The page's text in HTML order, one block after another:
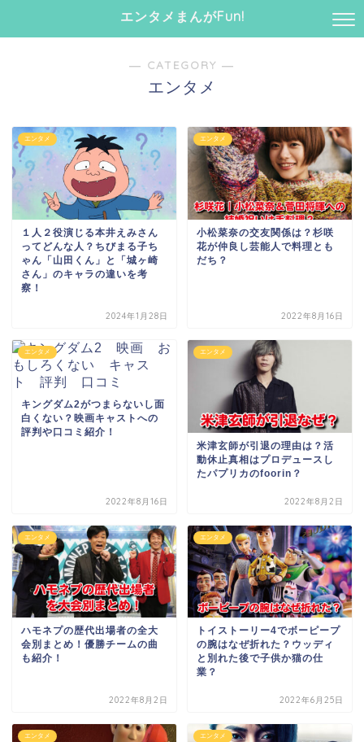
エンタメまんがFun!
― CATEGORY ―
エンタメ
エンタメ
１人２役演じる本井えみさん
ってどんな人？ちびまる子ち
ゃん「山田くん」と「城ヶ崎
さん」のキャラの違いを考
察！
2024年1月28日
エンタメ
小松菜奈の交友関係は？杉咲
花が仲良し芸能人で料理とも
だち？
2022年8月16日
エンタメ
キングダム2がつまらないし面
白くない？映画キャストへの
評判や口コミ紹介！
2022年8月16日
エンタメ
米津玄師が引退の理由は？活
動休止真相はプロデュースし
たパプリカのfoorin？
2022年8月2日
エンタメ
ハモネプの歴代出場者の全大
会別まとめ！優勝チームの曲
も紹介！
2022年8月2日
エンタメ
トイストーリー4でボーピープ
の腕はなぜ折れた？ウッディ
と別れた後で子供か猫の仕
業？
2022年6月25日
エンタメ エンタメ